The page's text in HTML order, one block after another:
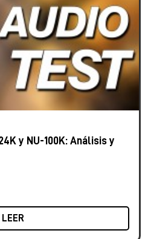
y NU-100K: Análisis y
LEER